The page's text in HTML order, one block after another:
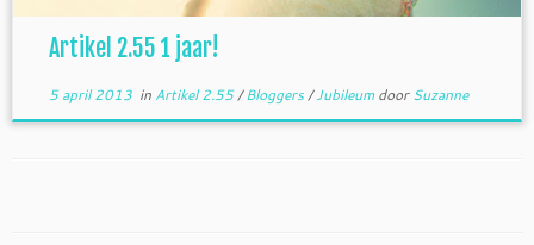
Artikel 2.55 1 jaar!
5 april 2013in Artikel 2.55/Bloggers/Jubileum doorSuzanne